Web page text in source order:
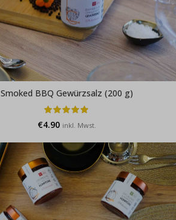
Smoked BBQ Gewürzsalz (200 g)
€4.90 inkl. Mwst.